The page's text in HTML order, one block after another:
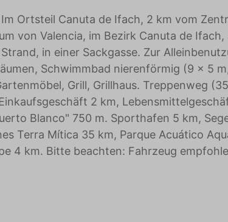
Ortsteil Canuta de Ifach, 2 km vom
von Valencia, im Bezirk Canuta de Ifach,
in einer Sackgasse. Zur
Schwimmbad nierenförmig (9 x 5
Grill, Grillhaus. Treppenweg
2 km,
Blanco" 750 m. Sporthafen 5 km,
Terra Mítica 35 km, Parque Acuático
4 km. Bitte beachten: Fahrzeug